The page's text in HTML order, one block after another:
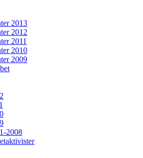
2013
2012
2011
2010
2009
2008